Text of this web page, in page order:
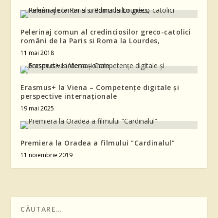
Pelerinaj comun al credinciosilor greco-catolici
români de la Paris si Roma la Lourdes,
11 mai 2018
Erasmus+ la Viena – Competențe digitale și
perspective internaționale
19 mai 2025
Premiera la Oradea a filmului ”Cardinalul”
11 noiembrie 2019